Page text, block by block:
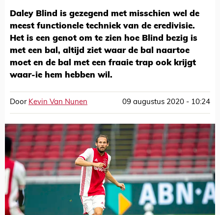
Daley Blind is gezegend met misschien wel de
meest functionele techniek van de eredivisie.
Het is een genot om te zien hoe Blind bezig is
met een bal, altijd ziet waar de bal naartoe
moet en de bal met een fraaie trap ook krijgt
waar-ie hem hebben wil.
Door Kevin Van Nunen 09 augustus 2020 - 10:24